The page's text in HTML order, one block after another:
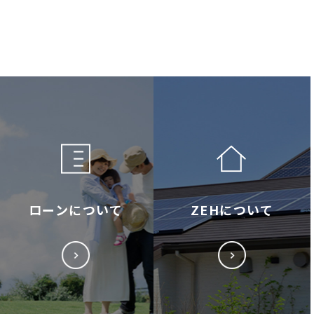
ローンについて ZEHについて